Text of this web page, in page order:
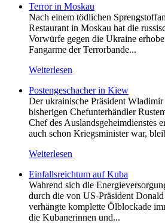
Terror in Moskau
Nach einem tödlichen
Restaurant in Moskau hat die
Vorwürfe gegen die Ukraine
Fangarme der Terrorbande...
Weiterlesen
Postengeschacher in Kiew
Der ukrainische Präsident Wladimir
bisherigen Chefunterhändler
Chef des Auslandsgeheimdienstes
auch schon Kriegsminister war,
Weiterlesen
Einfallsreichtum auf Kuba
Wahrend sich die
durch die von US-Präsident
verhängte komplette Ölblockade
die Kubanerinnen und...